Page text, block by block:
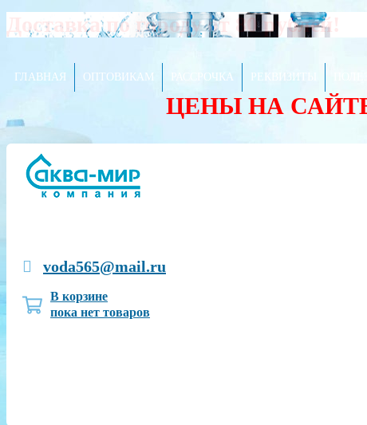
Доставка по городу от 80 рублей!
ГЛАВНАЯ ОПТОВИКАМ РАССРОЧКА РЕКВИЗИТЫ
ЦЕНЫ НА
voda565@mail.ru
В корзине
пока нет товаров